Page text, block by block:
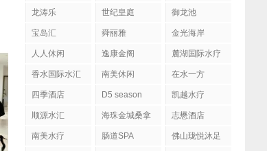
龙涛乐 世纪皇庭 御龙池
宝岛汇 舜丽雅 金光海岸
人人休闲 逸康金阁 麓湖国际水疗
香水国际水汇 南美休闲 在水一方
四季酒店 D5 season 凯越水疗
顺源水汇 海珠金城桑拿 志懋酒店
南美水疗 肠道SPA 佛山珑悦沐足